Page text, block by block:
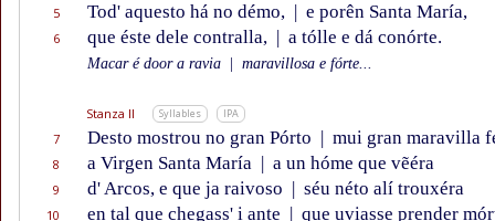
5 Tod' aquesto há no démo, | e porên Santa María,
6 que éste dele contralla, | a tólle e dá conórte.
Macar é door a ravia maravillosa e fórte...
Stanza II Syllables IPA
7 Desto mostrou no gran Pórto | mui gran maravilla
8 a Virgen Santa María | a un hóme que vẽéra
9 d' Arcos, e que ja raivoso | séu néto alí trouxéra
10 en tal que chegass' i ante | que uviasse prender